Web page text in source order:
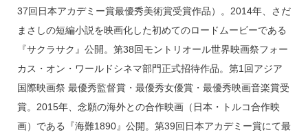
37回日本アカデミー賞最優秀美術賞受賞作品）。2014年、さだ
まさしの短編小説を映画化した初めてのロードムービーである
『サクラサク』公開。第38回モントリオール世界映画祭フォー
カス・オン・ワールドシネマ部門正式招待作品。第1回アジア
国際映画祭 最優秀監督賞・最優秀女優賞・最優秀映画音楽賞受
賞。2015年、念願の海外との合作映画（日本・トルコ合作映
画）である『海難1890』公開。第39回日本アカデミー賞にて最